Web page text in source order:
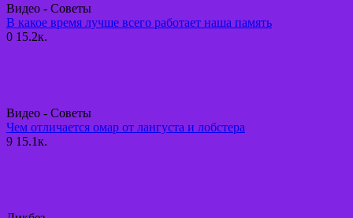
Видео - Советы
В какое время лучше всего работает наша память
0 15.2к.
Видео - Советы
Чем отличается омар от лангуста и лобстера
9 15.1к.